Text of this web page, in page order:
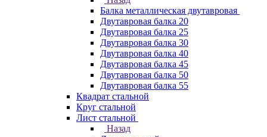
Балка металлическая двутавровая
Двутавровая балка 20
Двутавровая балка 25
Двутавровая балка 30
Двутавровая балка 40
Двутавровая балка 45
Двутавровая балка 50
Двутавровая балка 55
Квадрат стальной
Круг стальной
Лист стальной
Назад